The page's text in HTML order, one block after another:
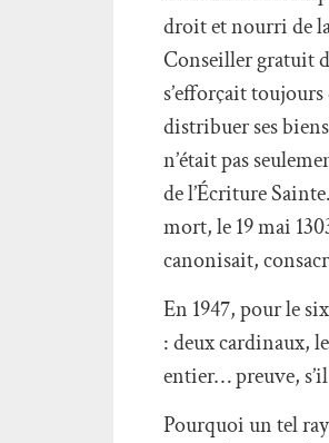
droit et nourri de
Conseiller gratuit
s’efforçait
distribuer ses
n’était pas
de l’Écriture
mort, le 19 mai
canonisait,
En 1947, pour le
: deux cardinaux,
entier… preuve,
Pourquoi un tel